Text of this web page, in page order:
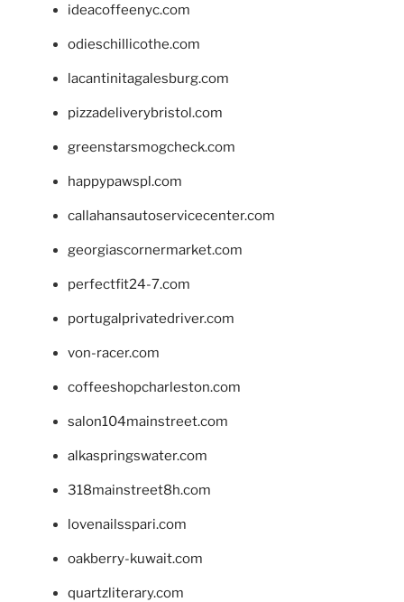
ideacoffeenyc.com
odieschillicothe.com
lacantinitagalesburg.com
pizzadeliverybristol.com
greenstarsmogcheck.com
happypawspl.com
callahansautoservicecenter.com
georgiascornermarket.com
perfectfit24-7.com
portugalprivatedriver.com
von-racer.com
coffeeshopcharleston.com
salon104mainstreet.com
alkaspringswater.com
318mainstreet8h.com
lovenailsspari.com
oakberry-kuwait.com
quartzliterary.com